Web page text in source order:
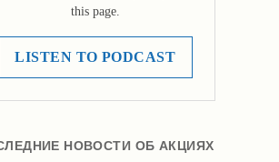
this page.
LISTEN TO PODCAST
НОВОСТИ ОБ АКЦИЯХ